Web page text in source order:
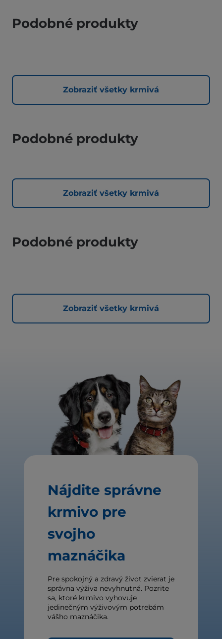
Podobné produkty
Zobraziť všetky krmivá
Podobné produkty
Zobraziť všetky krmivá
Podobné produkty
Zobraziť všetky krmivá
Nájdite správne
krmivo pre
svojho
maznáčika
Pre spokojný a zdravý život zvierat je
správna výživa nevyhnutná. Pozrite
sa, ktoré krmivo vyhovuje
jedinečným výživovým potrebám
vášho maznáčika.